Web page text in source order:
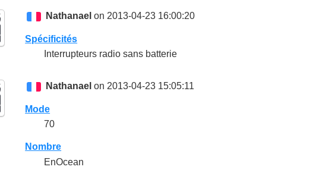
Nathanael on 2013-04-23 16:00:20
Spécificités
Interrupteurs radio sans batterie
Nathanael on 2013-04-23 15:05:11
Mode
70
Nombre
EnOcean